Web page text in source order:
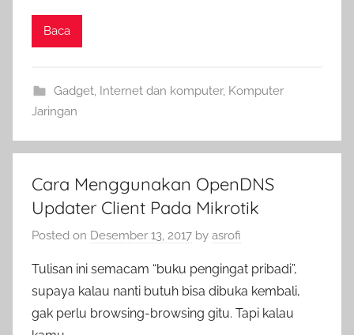
Baca
Gadget, Internet dan komputer, Komputer
Jaringan
Cara Menggunakan OpenDNS
Updater Client Pada Mikrotik
Posted on Desember 13, 2017 by asrofi
Tulisan ini semacam “buku pengingat pribadi”,
supaya kalau nanti butuh bisa dibuka kembali,
gak perlu browsing-browsing gitu. Tapi kalau